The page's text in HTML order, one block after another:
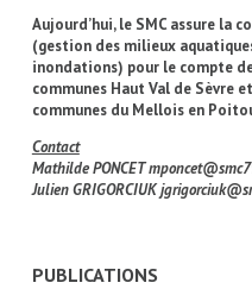
Aujourd’hui, le SMC assure la
(gestion des milieux
inondations) pour le compte
communes Haut Val de Sèvre
communes du Mellois en
Contact
Mathilde PONCET
Julien GRIGORCIUK
PUBLICATIONS